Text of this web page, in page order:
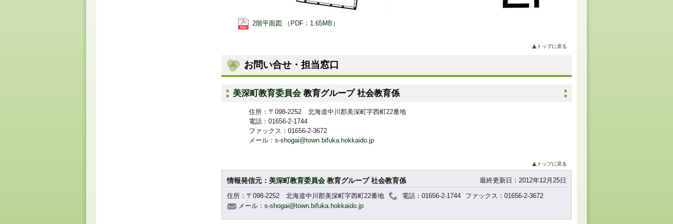
2階平面図 （PDF：1.65MB）
トップに戻る
お問い合せ・担当窓口
美深町教育委員会 教育グループ 社会教育係
住所：〒098-2252 北海道中川郡美深町字西町22番地
電話：01656-2-1744
ファックス：01656-2-3672
メール： s-shogai@town.bifuka.hokkaido.jp
トップに戻る
最終更新日：2012年12月25日
情報発信元： 美深町教育委員会 教育グループ 社会教育係
住所：〒098-2252 北海道中川郡美深町字西町22番地 電話：01656-2-1744
ファックス：01656-2-3672
メール： s-shogai@town.bifuka.hokkaido.jp